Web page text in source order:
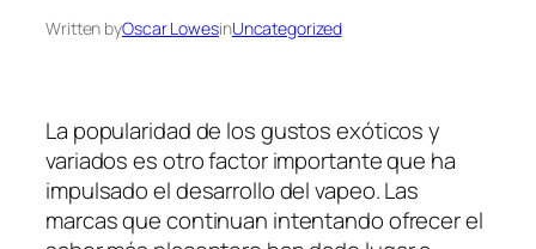
Written byOscar LowesinUncategorized
La popularidad de los gustos exóticos y
variados es otro factor importante que ha
impulsado el desarrollo del vapeo. Las
marcas que continuan intentando ofrecer el